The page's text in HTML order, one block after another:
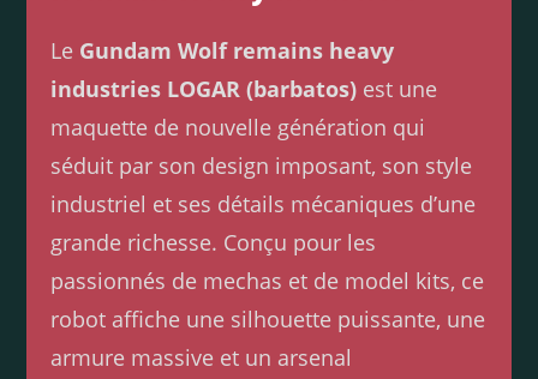
Le Gundam Wolf remains heavy
industries LOGAR (barbatos) est une
maquette de nouvelle génération qui
séduit par son design imposant, son style
industriel et ses détails mécaniques d’une
grande richesse. Conçu pour les
passionnés de mechas et de model kits, ce
robot affiche une silhouette puissante, une
armure massive et un arsenal